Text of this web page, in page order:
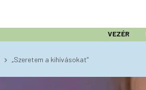
VEZÉR
„Szeretem a kihívásokat”